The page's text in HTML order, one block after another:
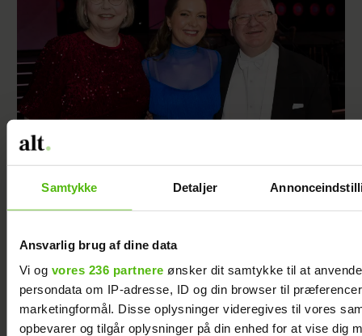
Samtykke Detaljer
Ansvarlig brug af dine data
Vi og vores 236 partnere ønsker dit samtykke til at
persondata om IP-adresse, ID og din browser til
marketingformål. Disse oplysninger videregives til vores
opbevarer og tilgår oplysninger på din enhed for at vise dig
"Årgang 0"-stjerne indlagt: Deler nyt efter